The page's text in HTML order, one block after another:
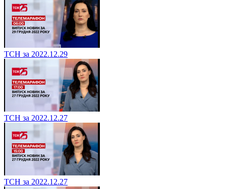
ТСН за 2022.12.29
ТСН за 2022.12.27
ТСН за 2022.12.27